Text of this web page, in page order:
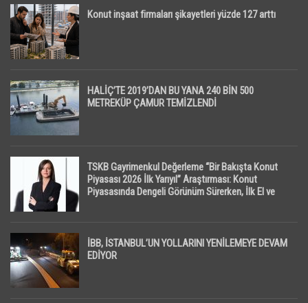
Konut inşaat firmaları şikayetleri yüzde 127 arttı
HALİÇ’TE 2019’DAN BU YANA 240 BİN 500
METREKÜP ÇAMUR TEMİZLENDİ
TSKB Gayrimenkul Değerleme “Bir Bakışta Konut
Piyasası 2026 İlk Yarıyıl” Araştırması: Konut
Piyasasında Dengeli Görünüm Sürerken, İlk El ve
İBB, İSTANBUL’UN YOLLARINI YENİLEMEYE DEVAM
EDİYOR